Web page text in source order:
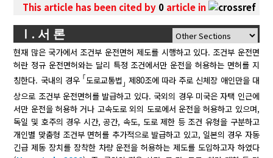
This article has been cited by 0 article in
Ⅰ. 서 론
현재 많은 국가에서 조건부 운전면허 제도를 시행하고 있다. 조건부 운전면
허란 정규 운전면허와는 달리 특정 조건에서만 운전을 허용하는 면허를 지
칭한다. 국내의 경우 ｢도로교통법 ｣ 제80조에 따라 주로 신체장 애인만을 대
상으로 조건부 운전면허를 발급하고 있다. 국외의 경우 미국은 자택 인근에
서만 운전을 허용하 거나 고속도로 외의 도로에서 운전을 허용하고 있으며,
독일 및 호주의 경우 시간, 공간, 속도, 도로 제한 등 조건 유형을 구분하고
개인별 맞춤형 조건부 면허를 추가적으로 발급하고 있고, 일본의 경우 자동
긴급 제동 장치를 장착한 차량 운전을 허용하는 제도를 도입하고자 하였다